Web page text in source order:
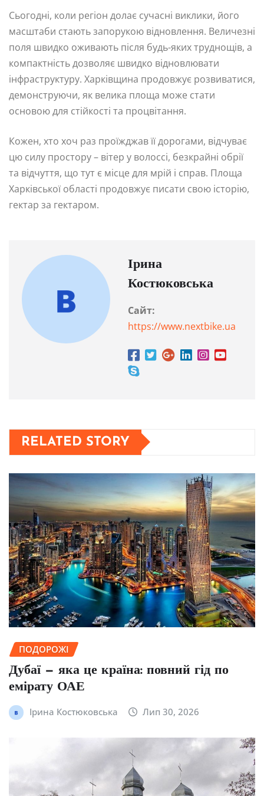
Сьогодні, коли регіон долає сучасні виклики, його
масштаби стають запорукою відновлення. Величезні
поля швидко оживають після будь-яких труднощів, а
компактність дозволяє швидко відновлювати
інфраструктуру. Харківщина продовжує розвиватися,
демонструючи, як велика площа може стати
основою для стійкості та процвітання.
Кожен, хто хоч раз проїжджав її дорогами, відчуває
цю силу простору – вітер у волоссі, безкрайні обрії
та відчуття, що тут є місце для мрій і справ. Площа
Харківської області продовжує писати свою історію,
гектар за гектаром.
Ірина
Костюковська
Сайт:
https://www.nextbike.ua
RELATED STORY
ПОДОРОЖІ
Дубаї — яка це країна: повний гід по
емірату ОАЕ
Ірина Костюковська Лип 30, 2026